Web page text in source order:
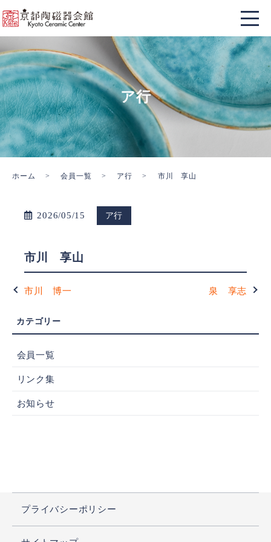
ア行
ホーム 会員一覧 ア行 市川 享山
2026/05/15 ア行
市川 享山
市川 博一 泉 享志
会員一覧
リンク集
お知らせ
プライバシーポリシー